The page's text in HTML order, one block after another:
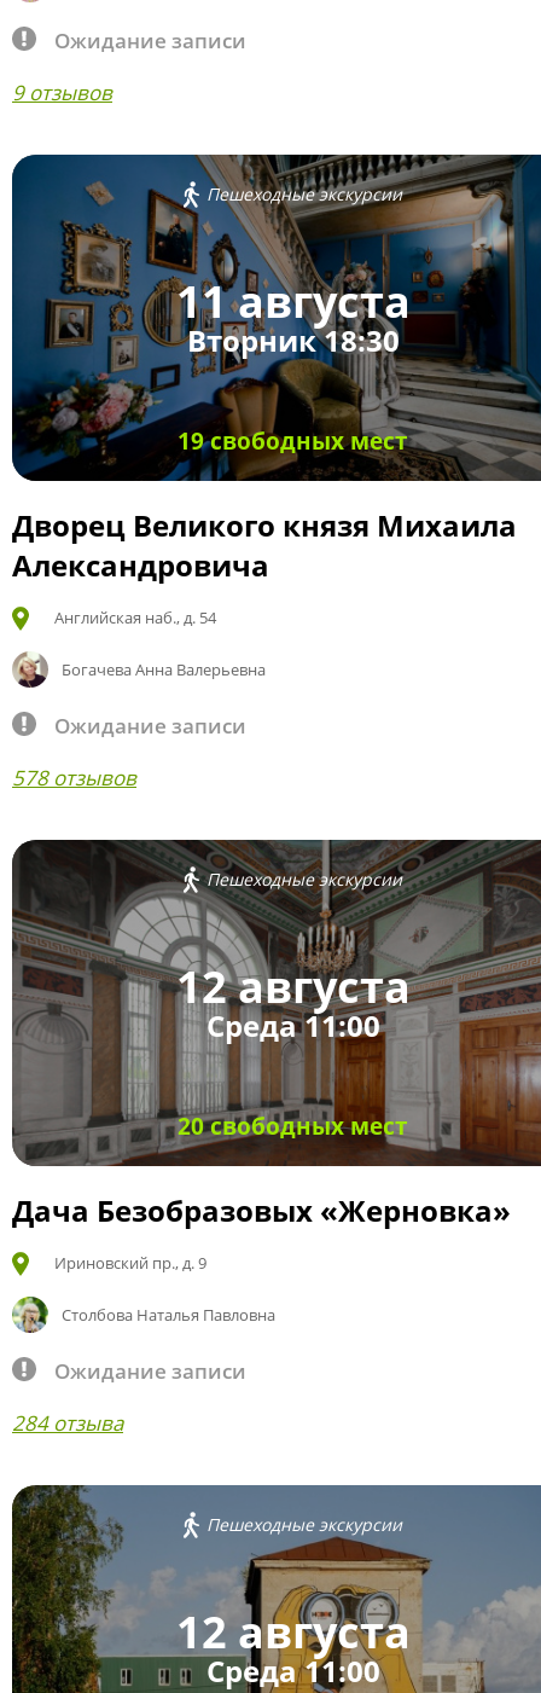
Ожидание записи
9 отзывов
Пешеходные экскурсии
11 августа
Вторник 18:30
19 свободных мест
Дворец Великого князя Михаила
Александровича
Английская наб., д. 54
Богачева Анна Валерьевна
Ожидание записи
578 отзывов
Пешеходные экскурсии
12 августа
Среда 11:00
20 свободных мест
Дача Безобразовых «Жерновка»
Ириновский пр., д. 9
Столбова Наталья Павловна
Ожидание записи
284 отзыва
Пешеходные экскурсии
12 августа
Среда 11:00